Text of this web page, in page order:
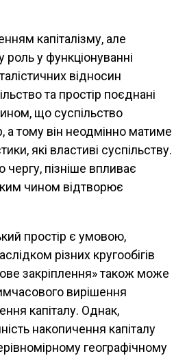
капіталізму, але
роль у функціонуванні
відносин
та простір поєднані
що суспільство
а тому він неодмінно матиме
які властиві суспільству.
чергу, пізніше впливає
чином відтворює
простір є умовою,
різних кругообігів
закріплення» також може
вирішення
капіталу. Однак,
накопичення капіталу
географічному